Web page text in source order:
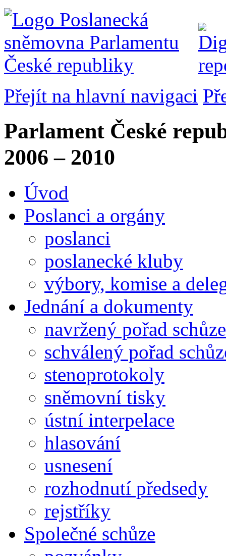
Přejít na hlavní navigaci
Parlament České
2006 – 2010
Úvod
Poslanci a orgány
poslanci
poslanecké kluby
výbory, komise a
Jednání a dokumenty
navržený pořad schůze
schválený pořad
stenoprotokoly
sněmovní tisky
ústní interpelace
hlasování
usnesení
rozhodnutí předsedy
rejstříky
Společné schůze